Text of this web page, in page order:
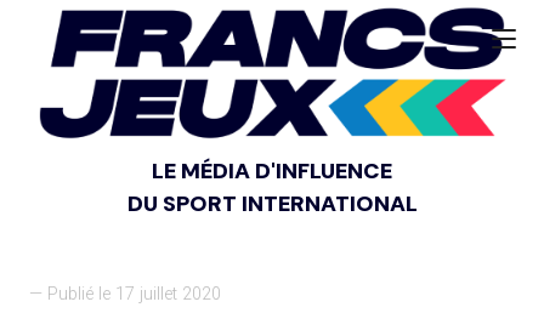
LE MÉDIA D'INFLUENCE
DU SPORT INTERNATIONAL
— Publié le 17 juillet 2020